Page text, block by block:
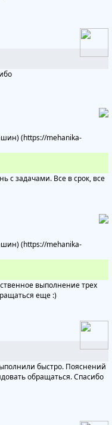
(https://mehanika-
с задачами. Все в срок, все
(https://mehanika-
выполнение трех
еще :)
быстро. Пояснений
обращаться. Спасибо